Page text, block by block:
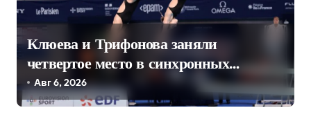
я
п
а
Клюева и Трифонова заняли
четвертое место в синхронных
прыжках в воду на чемпионате
Европы
Авг 6, 2026